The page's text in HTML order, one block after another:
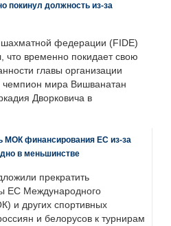
покинул должность из-за
федерации (FIDE)
что временно покидает свою
главы организации
чемпион мира Вишванатан
Дворковича в
МОК финансирования ЕС из-за
в меньшинстве
прекратить
ЕС Международного
и других спортивных
и белорусов к турнирам